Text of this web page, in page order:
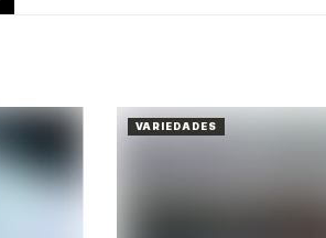
VARIEDADES